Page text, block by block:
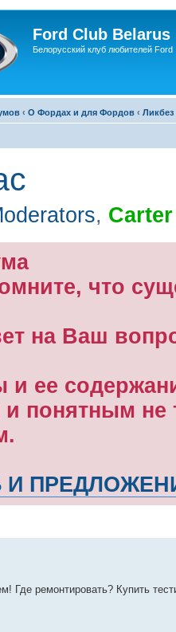
Ford Club Belarus
Белорусский клуб любителей Ford
‹ О Фордах и для Фордов ‹ Ликбез
, Carter
что
на Ваш
и ее
понятным не
И
Где ремонтировать? Купить